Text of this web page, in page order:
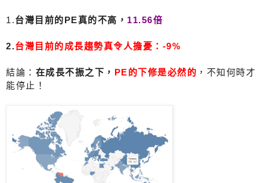
1.台灣目前的PE真的不高， 11.56倍
2.台灣目前的成長趨勢真令人擔憂：-9%
結論： 在成長不振之下， PE的下修是必然的 ，不知何時才
能停止！